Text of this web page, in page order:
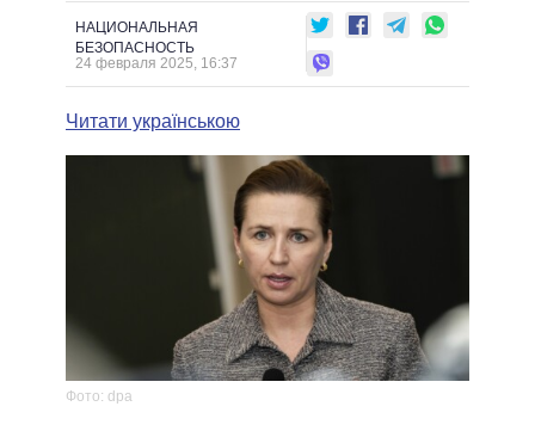
ГЛАВЫ ОБЛАДМИНИСТРАЦИЙ
МЭРЫ
ВСЕ ПЕРСОНЫ
ПОДДЕРЖАТЬ
СРАВНЕНИЕ ПОЛИТИКОВ
НАЦИОНАЛЬНАЯ
БЕЗОПАСНОСТЬ
24 февраля 2025, 16:37
Читати українською
Фото: dpa